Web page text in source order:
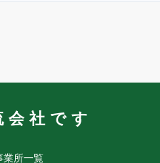
社です
業所一覧